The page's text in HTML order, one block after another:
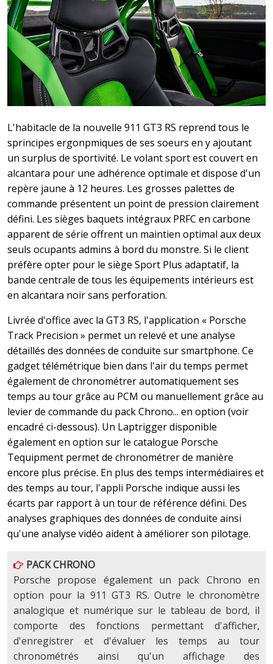
L'habitacle de la nouvelle 911 GT3 RS reprend tous le
sprincipes ergonpmiques de ses soeurs en y ajoutant
un surplus de sportivité. Le volant sport est couvert en
alcantara pour une adhérence optimale et dispose d'un
repère jaune à 12 heures. Les grosses palettes de
commande présentent un point de pression clairement
défini. Les sièges baquets intégraux PRFC en carbone
apparent de série offrent un maintien optimal aux deux
seuls ocupants admins à bord du monstre. Si le client
préfère opter pour le siège Sport Plus adaptatif, la
bande centrale de tous les équipements intérieurs est
en alcantara noir sans perforation.
Livrée d'office avec la GT3 RS, l'application « Porsche
Track Precision » permet un relevé et une analyse
détaillés des données de conduite sur smartphone. Ce
gadget télémétrique bien dans l'air du temps permet
également de chronométrer automatiquement ses
temps au tour grâce au PCM ou manuellement grâce au
levier de commande du pack Chrono... en option (voir
encadré ci-dessous). Un Laptrigger disponible
également en option sur le catalogue Porsche
Tequipment permet de chronométrer de manière
encore plus précise. En plus des temps intermédiaires et
des temps au tour, l'appli Porsche indique aussi les
écarts par rapport à un tour de référence défini. Des
analyses graphiques des données de conduite ainsi
qu'une analyse vidéo aident à améliorer son pilotage.
PACK CHRONO
Porsche propose également un pack Chrono en
option pour la 911 GT3 RS. Outre le chronomètre
analogique et numérique sur le tableau de bord, il
comporte des fonctions permettant d'afficher,
d'enregistrer et d'évaluer les temps au tour
chronométrés ainsi qu'un affichage des